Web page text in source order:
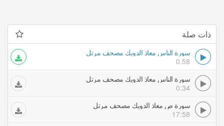
ذات صلة
سورة الناس معاذ الدويك مصحف مرتل
0.58
سورة الناس معاذ الدويك مصحف مرتل
0:34
سورة ص معاذ الدويك مصحف مرتل
17:58